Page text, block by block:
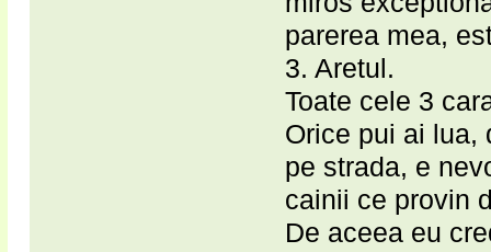
parerea mea,
3. Aretul.
Toate cele 3
Orice pui ai lua,
pe strada, e
cainii ce provin
De aceea eu